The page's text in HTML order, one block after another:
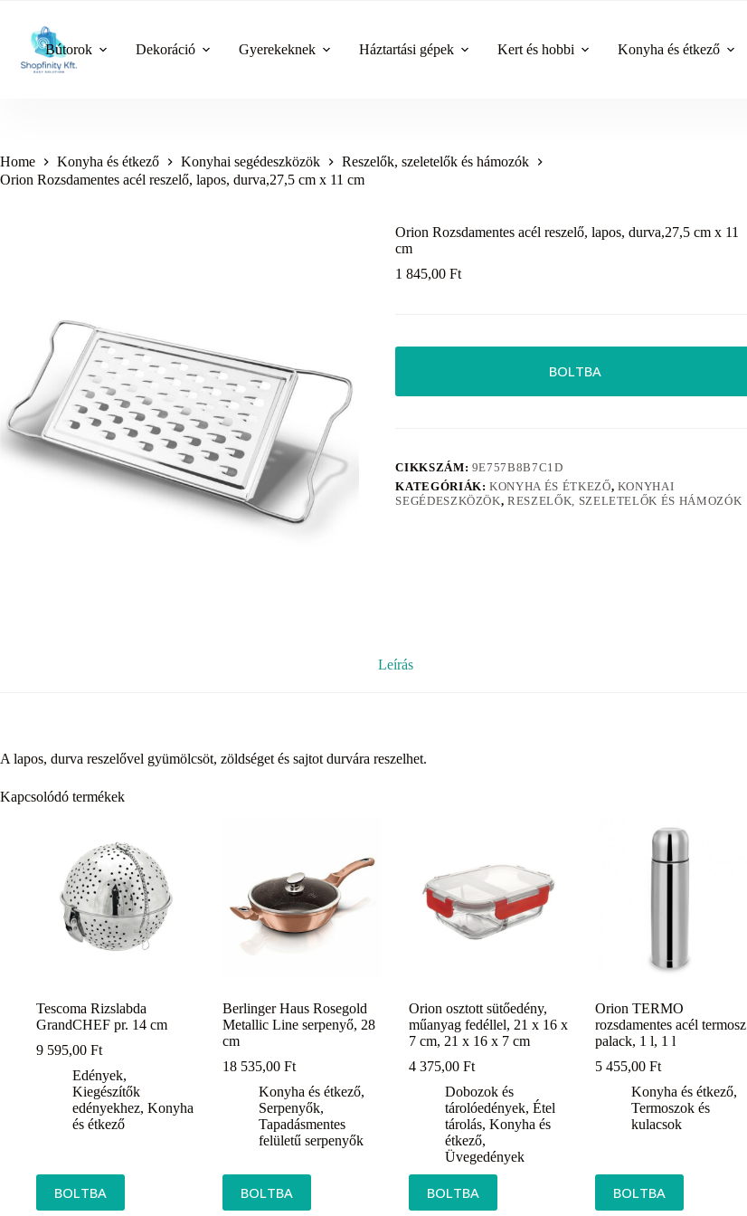
content
Bútorok Dekoráció Gyerekeknek Háztartási gépek Kert és hobbi Konyha és étkező
Home Konyha és étkező Konyhai segédeszközök
Reszelők, szeletelők és hámozók
Orion Rozsdamentes acél reszelő, lapos, durva,27,5 cm x 11 cm
Orion Rozsdamentes acél reszelő, lapos, durva,27,5 cm x 11
cm
1 845,00Ft
BOLTBA
CIKKSZÁM: 9E757B8B7C1D
KATEGÓRIÁK:KONYHA ÉS ÉTKEZŐ, KONYHAI
SEGÉDESZKÖZÖK,RESZELŐK, SZELETELŐK ÉS HÁMOZÓK
Leírás
A lapos, durva reszelővel gyümölcsöt, zöldséget és sajtot durvára reszelhet.
Kapcsolódó termékek
Tescoma Rizslabda
GrandCHEF pr. 14 cm
9 595,00 Ft
Edények,
Kiegészítők
edényekhez, Konyha
és étkező
BOLTBA
Berlinger Haus Rosegold
Metallic Line serpenyő, 28
cm
18 535,00Ft
Konyha és étkező,
Serpenyők,
Tapadásmentes
felületű serpenyők
BOLTBA
Orion osztott sütőedény,
műanyag fedéllel, 21 x 16 x
7 cm, 21 x 16 x 7 cm
4 375,00Ft
Dobozok és
tárolóedények,Étel
tárolás,Konyha és
étkező,
Üvegedények
BOLTBA
Orion TERMO
rozsdamentes acél termosz
palack, 1 l, 1 l
5 455,00Ft
Konyha és étkező,
Termoszok és
kulacsok
BOLTBA